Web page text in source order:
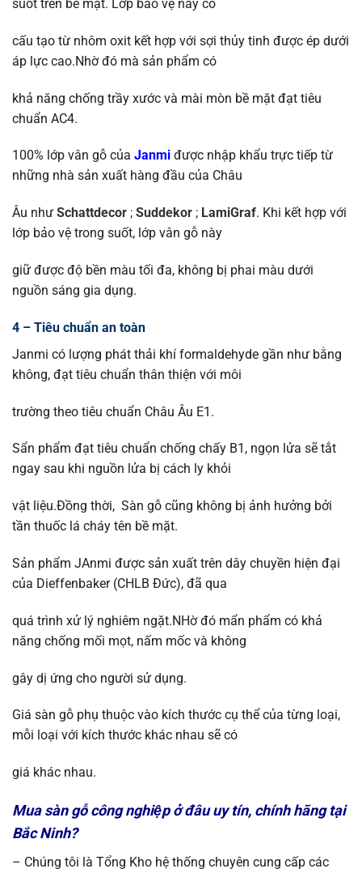
suốt trên bề mặt. Lớp bao vệ này có
cấu tạo từ nhôm oxit kết hợp với sợi thủy tinh được ép dưới
áp lực cao.Nhờ đó mà sản phẩm có
khả năng chống trầy xước và mài mòn bề mặt đạt tiêu
chuẩn AC4.
100% lớp vân gỗ của Janmi được nhập khẩu trực tiếp từ
những nhà sản xuất hàng đầu của Châu
Âu như Schattdecor ; Suddekor ; LamiGraf. Khi kết hợp với
lớp bảo vệ trong suốt, lớp vân gỗ này
giữ được độ bền màu tối đa, không bị phai màu dưới
nguồn sáng gia dụng.
4 – Tiêu chuẩn an toàn
Janmi có lượng phát thải khí formaldehyde gần như bằng
không, đạt tiêu chuẩn thân thiện với môi
trường theo tiêu chuẩn Châu Âu E1.
Sẩn phẩm đạt tiêu chuẩn chống chấy B1, ngọn lửa sẽ tắt
ngay sau khi nguồn lửa bị cách ly khỏi
vật liệu.Đồng thời, Sàn gỗ cũng không bị ảnh hưởng bởi
tần thuốc lá cháy tên bề mặt.
Sản phẩm JAnmi được sản xuất trên dây chuyền hiện đại
của Dieffenbaker (CHLB Đức), đã qua
quá trình xử lý nghiêm ngặt.NHờ đó mẩn phẩm có khả
năng chống mối mọt, nấm mốc và không
gây dị ứng cho người sử dụng.
Giá sàn gỗ phụ thuộc vào kích thước cụ thể của từng loại,
mỗi loại với kích thước khác nhau sẽ có
giá khác nhau.
Mua sàn gỗ công nghiệp ở đâu uy tín, chính hãng tại
Bắc Ninh?
– Chúng tôi là Tổng Kho hệ thống chuyên cung cấp các